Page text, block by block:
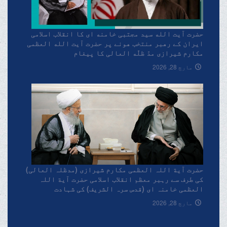
حضرت آیت الله سید مجتبی خامنه ای کا انقلاب اسلامی
ایران کے رهبر منتخب هونے پر حضرت آیت الله العظمی
مکارم شیرازی مدّ ظلّه العالی کا پیغام
مارچ 28, 2026
حضرت آیة اللہ العظمی مکارم شیرازی (مدظلہ العالی)
کی طرف سے رہبر معظم انقلاب اسلامی حضرت آیة اللہ
العظمی خامنہ ای (قدس سرہ الشریف) کی شہادت
پرتعزیتی پیغام۔
مارچ 28, 2026